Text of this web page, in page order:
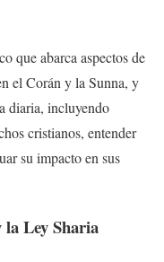
que abarca aspectos de
el Corán y la Sunna, y
diaria, incluyendo
cristianos, entender
su impacto en sus
Ley Sharia